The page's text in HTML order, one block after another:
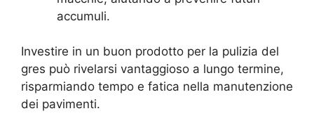
accumuli.
Investire in un buon prodotto per la pulizia del
gres può rivelarsi vantaggioso a lungo termine,
risparmiando tempo e fatica nella manutenzione
dei pavimenti.